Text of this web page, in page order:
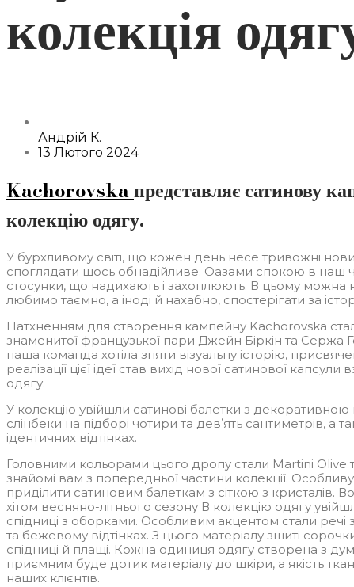
колекція
Андрій К.
13 Лютого 2024
Kachorovskaпредставляє сатинову
колекцію одягу.
У бурхливому світі, що кожен день несе тривожні
споглядати щось обнадійливе. Оазами спокою в наш
стосунки, що надихають і захоплюють. В цьому можна
любимо таємно, а іноді й нахабно, спостерігати за
Натхненням для створення кампейну Kachorovska
знаменитої французької пари Джейн Біркін та Сержа
наша команда хотіла зняти візуальну історію,
реалізації цієї ідеї став вихід нової сатинової капсули
одягу.
У колекцію увійшли сатинові балетки з
слінбеки на підборі чотири та девʼять сантиметрів, а
ідентичних відтінках.
Головними кольорами цього дропу стали Martini Olive
знайомі вам з попередньої частини колекції. Особливу
приділити сатиновим балеткам з сіткою з кристалів.
хітом весняно-літнього сезону В колекцію одягу
спідниці з оборками. Особливим акцентом стали речі
та бежевому відтінках. З цього матеріалу зшиті
спідниці й плащі. Кожна одиниця одягу створена з
приємним буде дотик матеріалу до шкіри, а якість
наших клієнтів.